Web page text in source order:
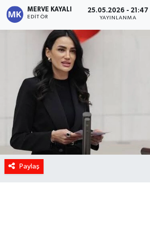
MERVE KAYALI
EDITÖR
25.05.2026 - 21:47
YAYINLANMA
Paylaş